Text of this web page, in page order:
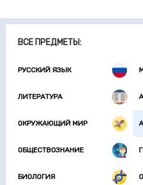
ВСЕ ПРЕДМЕТЫ:
РУССКИЙ ЯЗЫК
ЛИТЕРАТУРА
ОКРУЖАЮЩИЙ МИР
ОБЩЕСТВОЗНАНИЕ
БИОЛОГИЯ